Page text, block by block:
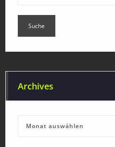
Archives